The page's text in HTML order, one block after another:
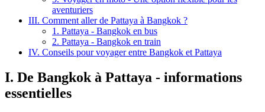
aventuriers
III. Comment aller de Pattaya à Bangkok ?
1. Pattaya - Bangkok en bus
2. Pattaya - Bangkok en train
IV. Conseils pour voyager entre Bangkok et Pattaya
I. De Bangkok à Pattaya - informations
essentielles